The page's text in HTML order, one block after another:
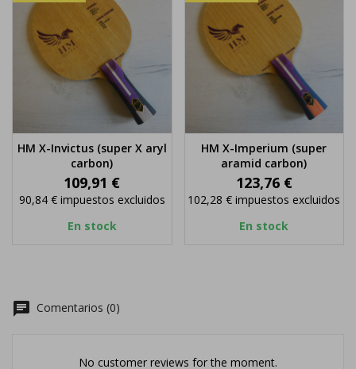
HM X-Invictus (super X aryl
carbon)
Precio
109,91 €
90,84 € impuestos excluidos
En stock
HM X-Imperium (super
aramid carbon)
Precio
123,76 €
102,28 €impuestos excluidos
En stock
chat Comentarios (0)
No customer reviews for the moment.